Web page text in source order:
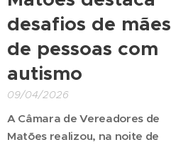
desafios de mães
de pessoas com
autismo
09/04/2026
A Câmara de Vereadores de
Matões realizou, na noite de